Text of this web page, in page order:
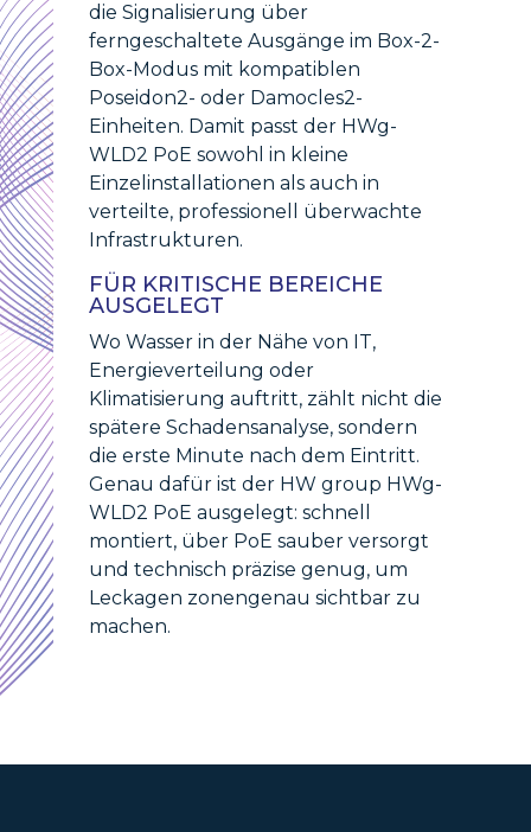
die Signalisierung über
ferngeschaltete Ausgänge im Box-2-
Box-Modus mit kompatiblen
Poseidon2- oder Damocles2-
Einheiten. Damit passt der HWg-
WLD2 PoE sowohl in kleine
Einzelinstallationen als auch in
verteilte, professionell überwachte
Infrastrukturen.
FÜR KRITISCHE BEREICHE
AUSGELEGT
Wo Wasser in der Nähe von IT,
Energieverteilung oder
Klimatisierung auftritt, zählt nicht die
spätere Schadensanalyse, sondern
die erste Minute nach dem Eintritt.
Genau dafür ist der HW group HWg-
WLD2 PoE ausgelegt: schnell
montiert, über PoE sauber versorgt
und technisch präzise genug, um
Leckagen zonengenau sichtbar zu
machen.